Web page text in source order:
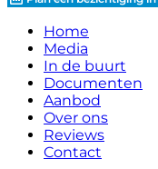
Home
Media
In de buurt
Documenten
Aanbod
Over ons
Reviews
Contact